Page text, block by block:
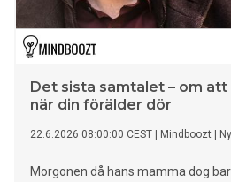
Det sista samtalet – om
när din förälder dör
22.6.2026 08:00:00 CEST Mindboozt
Morgonen då hans mamma dog